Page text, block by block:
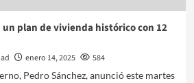
un plan de vivienda histórico con 12
enero 14, 2025
584
Pedro Sánchez, anunció este martes